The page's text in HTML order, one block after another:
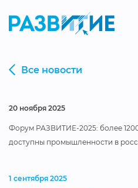
Все новости
20 ноября 2025
Форум РАЗВИТИЕ-2025: более
доступны промышленности в
1 сентября 2025